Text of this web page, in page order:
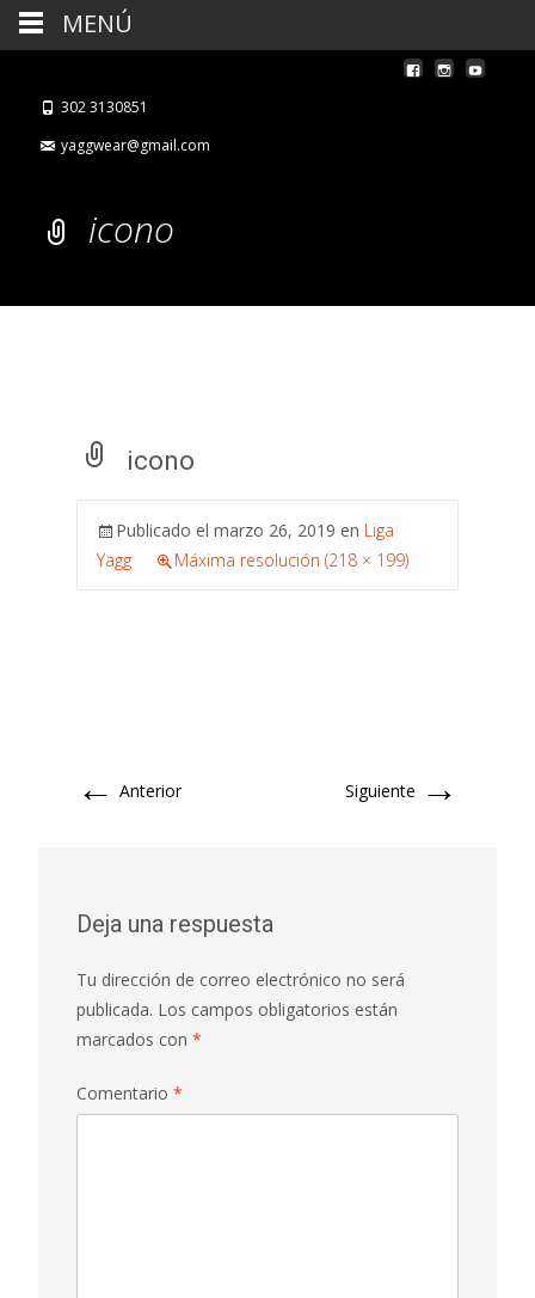
302 3130851
yaggwear@gmail.com
icono
icono
Publicado el marzo 26, 2019 en Liga
Yagg
Máxima resolución (218 × 199)
← Anterior Siguiente →
Deja una respuesta
Tu dirección de correo electrónico no será
publicada. Los campos obligatorios están
marcados con *
Comentario *
MENÚ